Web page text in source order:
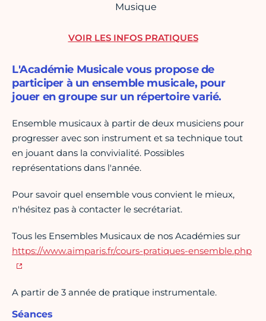
Musique
L'Académie Musicale vous propose de
participer à un ensemble musicale, pour
jouer en groupe sur un répertoire varié.
Ensemble musicaux à partir de deux musiciens pour
progresser avec son instrument et sa technique tout
en jouant dans la convivialité. Possibles
représentations dans l'année.
Pour savoir quel ensemble vous convient le mieux,
n'hésitez pas à contacter le secrétariat.
Tous les Ensembles Musicaux de nos Académies sur
https://www.aimparis.fr/cours-pratiques-ensemble.php
A partir de 3 année de pratique instrumentale.
Séances
VOIR LES INFOS PRATIQUES